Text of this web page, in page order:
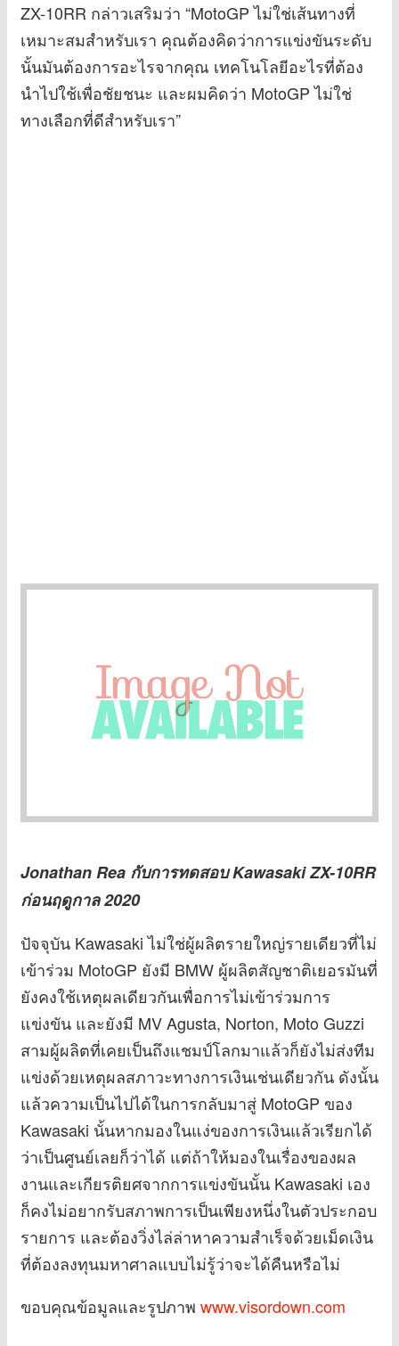
ZX-10RR กล่าวเสริมว่า “MotoGP ไม่ใช่เส้นทางที่
เหมาะสมสำหรับเรา คุณต้องคิดว่าการแข่งขันระดับ
นั้นมันต้องการอะไรจากคุณ เทคโนโลยีอะไรที่ต้อง
นำไปใช้เพื่อชัยชนะ และผมคิดว่า MotoGP ไม่ใช่
ทางเลือกที่ดีสำหรับเรา”
Jonathan Rea กับการทดสอบ Kawasaki ZX-10RR
ก่อนฤดูกาล 2020
ปัจจุบัน Kawasaki ไม่ใช่ผู้ผลิตรายใหญ่รายเดียวที่ไม่
เข้าร่วม MotoGP ยังมี BMW ผู้ผลิตสัญชาติเยอรมันที่
ยังคงใช้เหตุผลเดียวกันเพื่อการไม่เข้าร่วมการ
แข่งขัน และยังมี MV Agusta, Norton, Moto Guzzi
สามผู้ผลิตที่เคยเป็นถึงแชมป์โลกมาแล้วก็ยังไม่ส่งทีม
แข่งด้วยเหตุผลสภาวะทางการเงินเช่นเดียวกัน ดังนั้น
แล้วความเป็นไปได้ในการกลับมาสู่ MotoGP ของ
Kawasaki นั้นหากมองในแง่ของการเงินแล้วเรียกได้
ว่าเป็นศูนย์เลยก็ว่าได้ แต่ถ้าให้มองในเรื่องของผล
งานและเกียรติยศจากการแข่งขันนั้น Kawasaki เอง
ก็คงไม่อยากรับสภาพการเป็นเพียงหนึ่งในตัวประกอบ
รายการ และต้องวิ่งไล่ล่าหาความสำเร็จด้วยเม็ดเงิน
ที่ต้องลงทุนมหาศาลแบบไม่รู้ว่าจะได้คืนหรือไม่
ขอบคุณข้อมูลและรูปภาพ www.visordown.com